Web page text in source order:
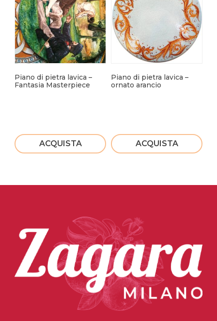
Piano di pietra lavica –
Fantasia Masterpiece
ACQUISTA
Piano di pietra lavica –
ornato arancio
ACQUISTA